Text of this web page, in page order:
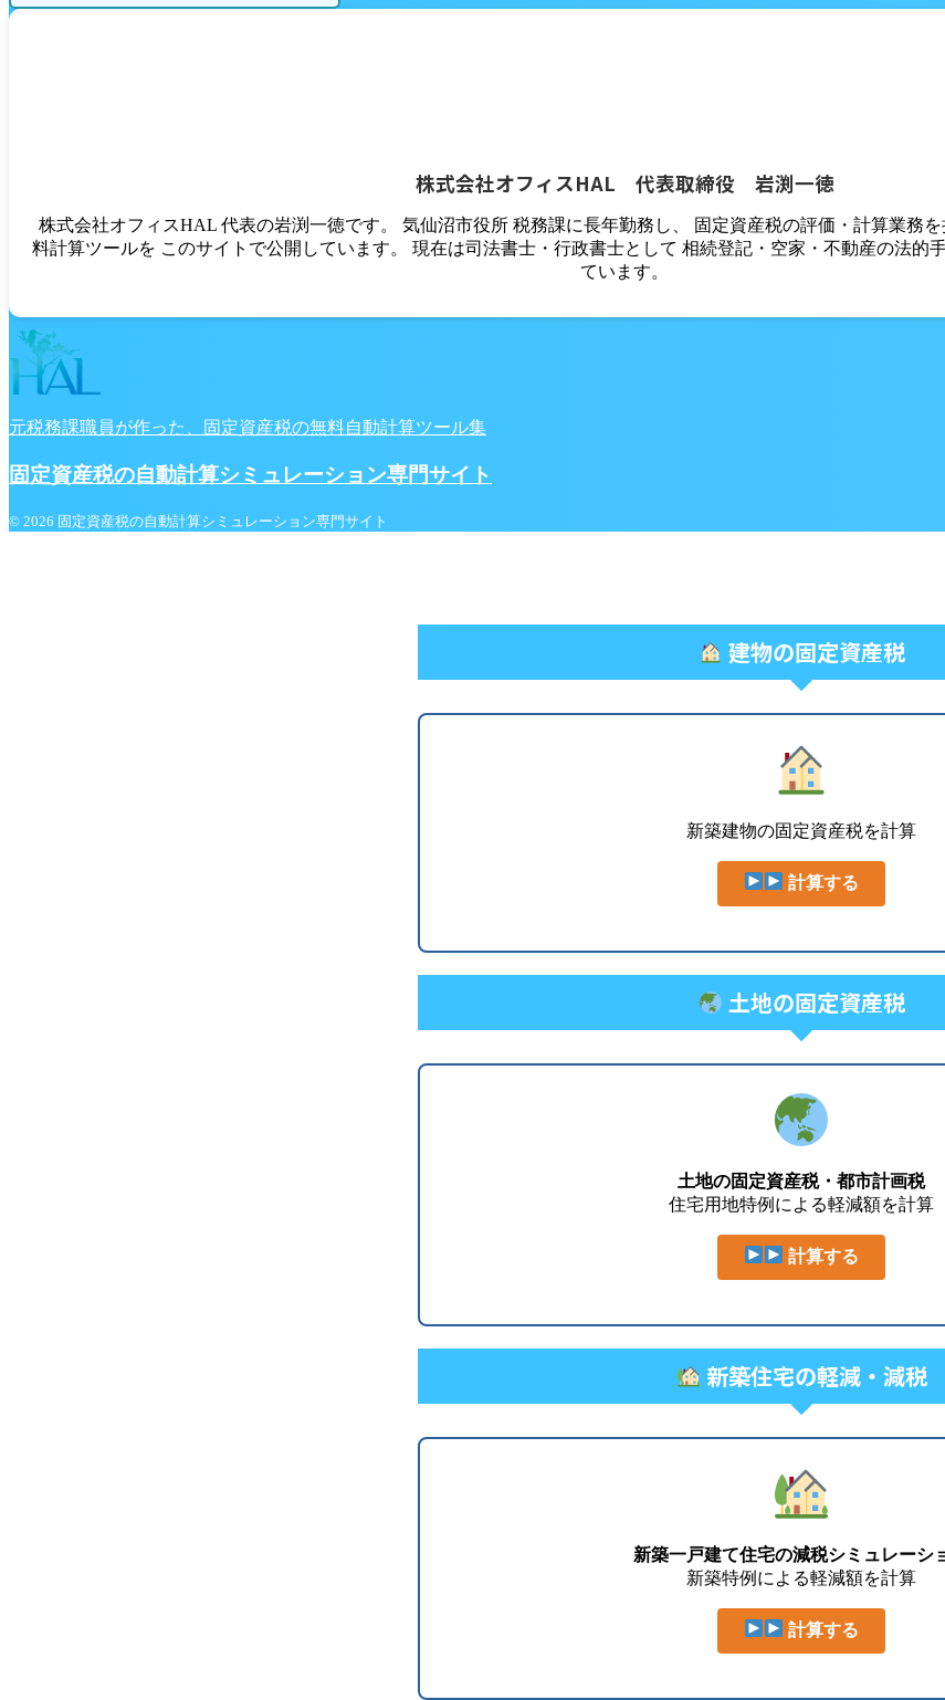
株式会社オフィスHAL 代表取締役 岩渕一徳
株式会社オフィスHAL 代表の岩渕一徳です。 気仙沼市役所 税務課に長年勤務し、 固定資産税の評価・計算業務
料計算ツールを このサイトで公開しています。 現在は司法書士・行政書士として 相続登記・空家・不動産の法的
ています。
元税務課職員が作った、固定資産税の無料自動計算ツール集
固定資産税の自動計算シミュレーション専門サイト
© 2026 固定資産税の自動計算シミュレーション専門サイト
建物の固定資産税
新築建物の固定資産税を計算
計算する
土地の固定資産税
土地の固定資産税・都市計画税
住宅用地特例による軽減額を計算
計算する
新築住宅の軽減・減税
新築一戸建て住宅の減税シミュレーシ
新築特例による軽減額を計算
計算する